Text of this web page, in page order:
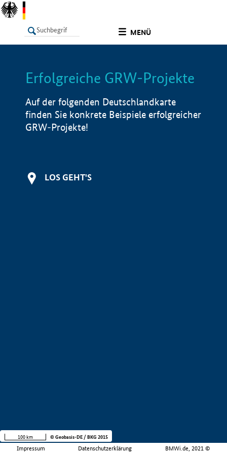
MENÜ
LISTE Info
Erfolgreiche GRW-Projekte
Auf der folgenden Deutschlandkarte
finden Sie konkrete Beispiele erfolgreicher
GRW-Projekte!
LOS GEHT'S
Impressum Datenschutzerklärung BMWi.de, 2021 ©
100 km © Geobasis-DE / BKG 2015